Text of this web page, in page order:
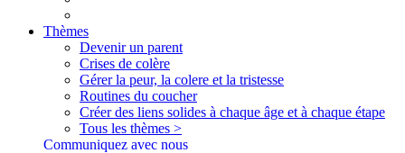
Thèmes
Devenir un parent
Crises de colère
Gérer la peur, la colere et la tristesse
Routines du coucher
Créer des liens solides à chaque âge et à chaque étape
Tous les thèmes >
Communiquez avec nous